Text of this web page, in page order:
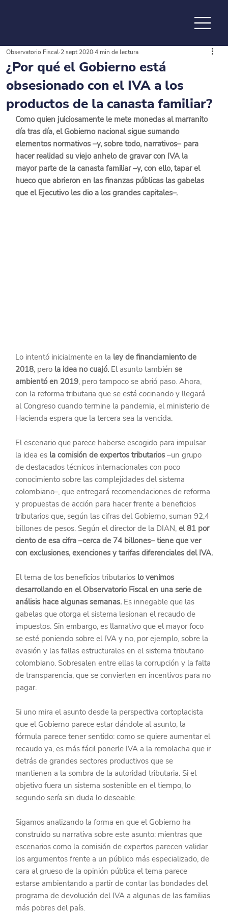
de la
¿Por qué el Gobierno está
obsesionado con el IVA a los
productos de la canasta familiar?
Observatorio Fiscal 2 sept 20204 min de lectura
Como quien juiciosamente le mete monedas al marranito
día tras día, el Gobierno nacional sigue sumando
elementos normativos –y, sobre todo, narrativos– para
hacer realidad su viejo anhelo de gravar con IVA la
mayor parte de la canasta familiar –y, con ello, tapar el
hueco que abrieron en las finanzas públicas las gabelas
que el Ejecutivo les dio a los grandes capitales–.
Lo intentó inicialmente en la ley de financiamiento de
2018, pero la idea no cuajó. El asunto también se
ambientó en 2019, pero tampoco se abrió paso. Ahora,
con la reforma tributaria que se está cocinando y llegará
al Congreso cuando termine la pandemia, el ministerio de
Hacienda espera que la tercera sea la vencida.
El escenario que parece haberse escogido para impulsar
la idea es la comisión de expertos tributarios –un grupo
de destacados técnicos internacionales con poco
conocimiento sobre las complejidades del sistema
colombiano–, que entregará recomendaciones de reforma
y propuestas de acción para hacer frente a beneficios
tributarios que, según las cifras del Gobierno, suman 92,4
billones de pesos. Según el director de la DIAN, el 81 por
ciento de esa cifra –cerca de 74 billones– tiene que ver
con exclusiones, exenciones y tarifas diferenciales del IVA.
El tema de los beneficios tributarios lo venimos
desarrollando en el Observatorio Fiscal en una serie de
análisis hace algunas semanas. Es innegable que las
gabelas que otorga el sistema lesionan el recaudo de
impuestos. Sin embargo, es llamativo que el mayor foco
se esté poniendo sobre el IVA y no, por ejemplo, sobre la
evasión y las fallas estructurales en el sistema tributario
colombiano. Sobresalen entre ellas la corrupción y la falta
de transparencia, que se convierten en incentivos para no
pagar.
Si uno mira el asunto desde la perspectiva cortoplacista
que el Gobierno parece estar dándole al asunto, la
fórmula parece tener sentido: como se quiere aumentar el
recaudo ya, es más fácil ponerle IVA a la remolacha que ir
detrás de grandes sectores productivos que se
mantienen a la sombra de la autoridad tributaria. Si el
objetivo fuera un sistema sostenible en el tiempo, lo
segundo sería sin duda lo deseable.
Sigamos analizando la forma en que el Gobierno ha
construido su narrativa sobre este asunto: mientras que
escenarios como la comisión de expertos parecen validar
los argumentos frente a un público más especializado, de
cara al grueso de la opinión pública el tema parece
estarse ambientando a partir de contar las bondades del
programa de devolución del IVA a algunas de las familias
más pobres del país.